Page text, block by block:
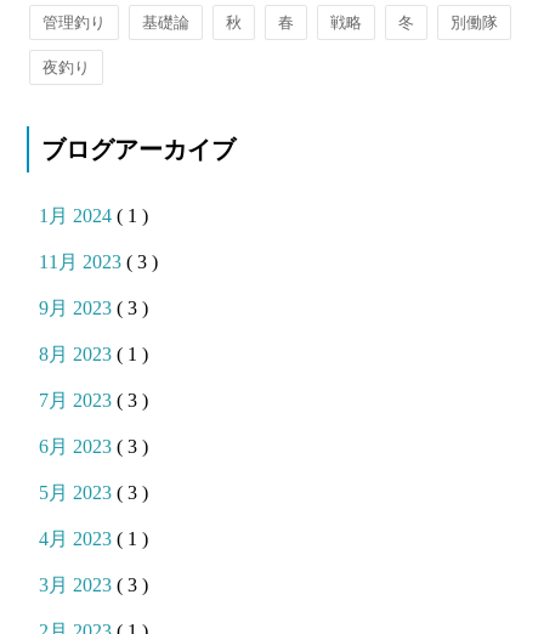
管理釣り 基礎論 秋 春 戦略 冬 別働隊
夜釣り
ブログアーカイブ
1月 2024( 1 )
11月 2023( 3 )
9月 2023( 3 )
8月 2023( 1 )
7月 2023( 3 )
6月 2023( 3 )
5月 2023( 3 )
4月 2023( 1 )
3月 2023( 3 )